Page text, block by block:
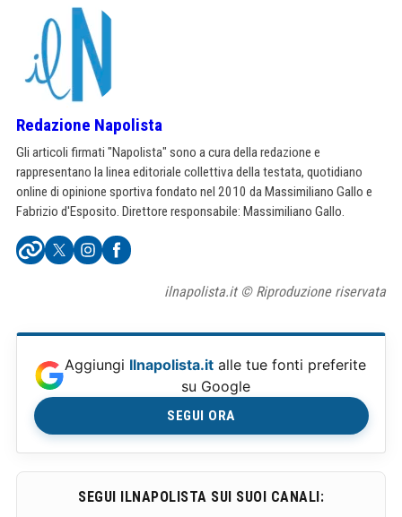
Redazione Napolista
Gli articoli firmati "Napolista" sono a cura della redazione e
rappresentano la linea editoriale collettiva della testata, quotidiano
online di opinione sportiva fondato nel 2010 da Massimiliano Gallo e
Fabrizio d'Esposito. Direttore responsabile: Massimiliano Gallo.
ilnapolista.it © Riproduzione riservata
Aggiungi Ilnapolista.it alle tue fonti preferite
su Google
SEGUI ORA
SEGUI ILNAPOLISTA SUI SUOI CANALI: